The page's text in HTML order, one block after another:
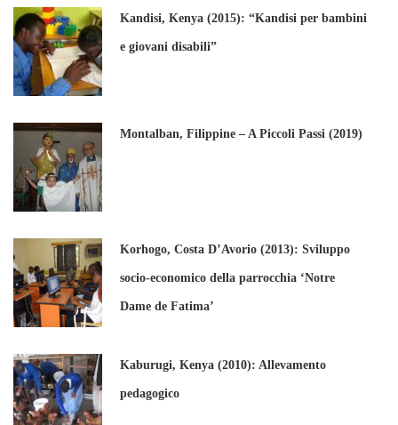
Kandisi, Kenya (2015): “Kandisi per bambini
e giovani disabili”
Montalban, Filippine – A Piccoli Passi (2019)
Korhogo, Costa D’Avorio (2013): Sviluppo
socio-economico della parrocchia ‘Notre
Dame de Fatima’
Kaburugi, Kenya (2010): Allevamento
pedagogico